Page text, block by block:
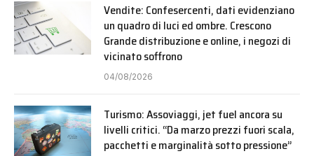
Vendite: Confesercenti, dati evidenziano
un quadro di luci ed ombre. Crescono
Grande distribuzione e online, i negozi di
vicinato soffrono
04/08/2026
Turismo: Assoviaggi, jet fuel ancora su
livelli critici. “Da marzo prezzi fuori scala,
pacchetti e marginalità sotto pressione”